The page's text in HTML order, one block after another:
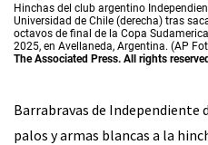
Hinchas del club argentino
Universidad de Chile (derecha) tras
octavos de final de la Copa
2025, en Avellaneda, Argentina. (AP
The Associated Press. All rights
Barrabravas de Independiente
palos y armas blancas a la